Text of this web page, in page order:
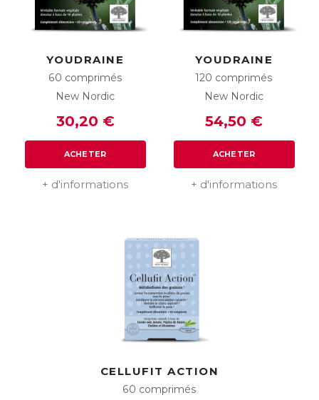
YOUDRAINE
60 comprimés
New Nordic
30,20 €
ACHETER
+ d'informations
YOUDRAINE
120 comprimés
New Nordic
54,50 €
ACHETER
+ d'informations
CELLUFIT ACTION
60 comprimés